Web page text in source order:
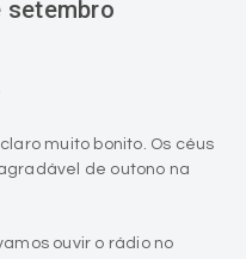
setembro
muito bonito. Os céus
de outono na
ouvir o rádio no